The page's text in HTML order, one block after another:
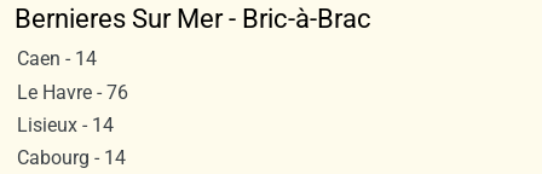
Bernieres Sur Mer - Bric-à-Brac
Caen - 14
Le Havre - 76
Lisieux - 14
Cabourg - 14